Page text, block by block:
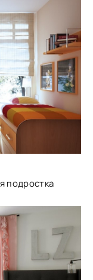
подростка